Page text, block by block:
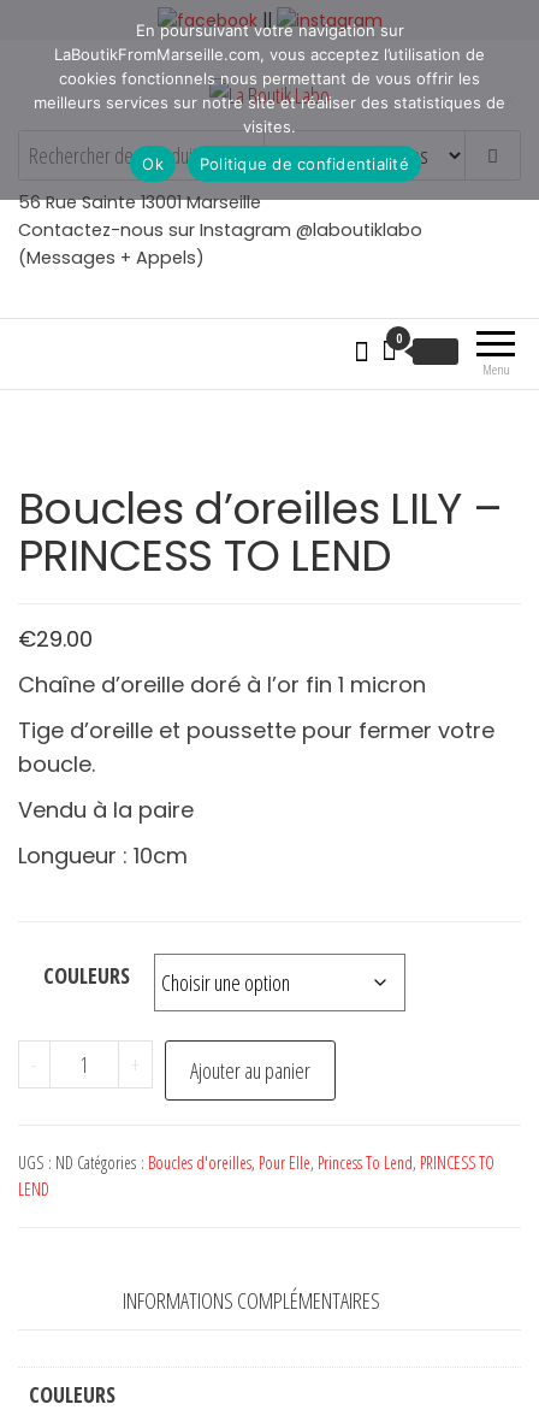
||
La Boutik Labo
La boutique de denicheur
de talents à Marseille en
Provence
56 Rue Sainte 13001 Marseille
Contactez-nous sur Instagram @laboutiklabo
(Messages + Appels)
Menu
0
Boucles d’oreilles LILY –
PRINCESS TO LEND
€29.00
Chaîne d’oreille doré à l’or fin 1 micron
Tige d’oreille et poussette pour fermer votre
boucle.
Vendu à la paire
Longueur : 10cm
COULEURS
-
quantité
de
d'oreilles
+ Ajouter au panier
UGS : ND Catégories : Boucles d'oreilles, Pour Elle, Princess To Lend, PRINCESS TO
LEND
INFORMATIONS COMPLÉMENTAIRES
COULEURS
En poursuivant votre navigation sur
LaBoutikFromMarseille.com, vous acceptez l’utilisation de
cookies fonctionnels nous permettant de vous offrir les
meilleurs services sur notre site et réaliser des statistiques de
visites.
Ok
Politique de confidentialité